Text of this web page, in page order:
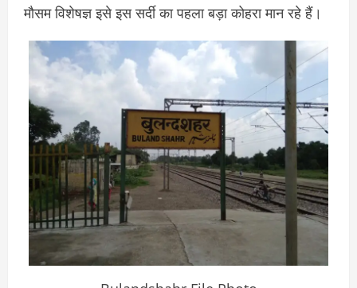
मौसम विशेषज्ञ इसे इस सर्दी का पहला बड़ा कोहरा मान रहे हैं।